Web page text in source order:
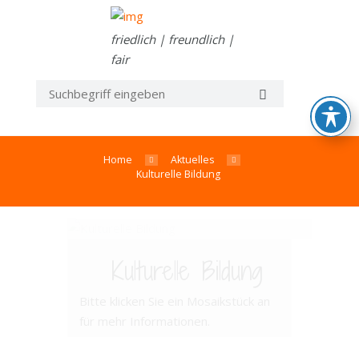
friedlich | freundlich |
fair
Home
Aktuelles
Kulturelle Bildung